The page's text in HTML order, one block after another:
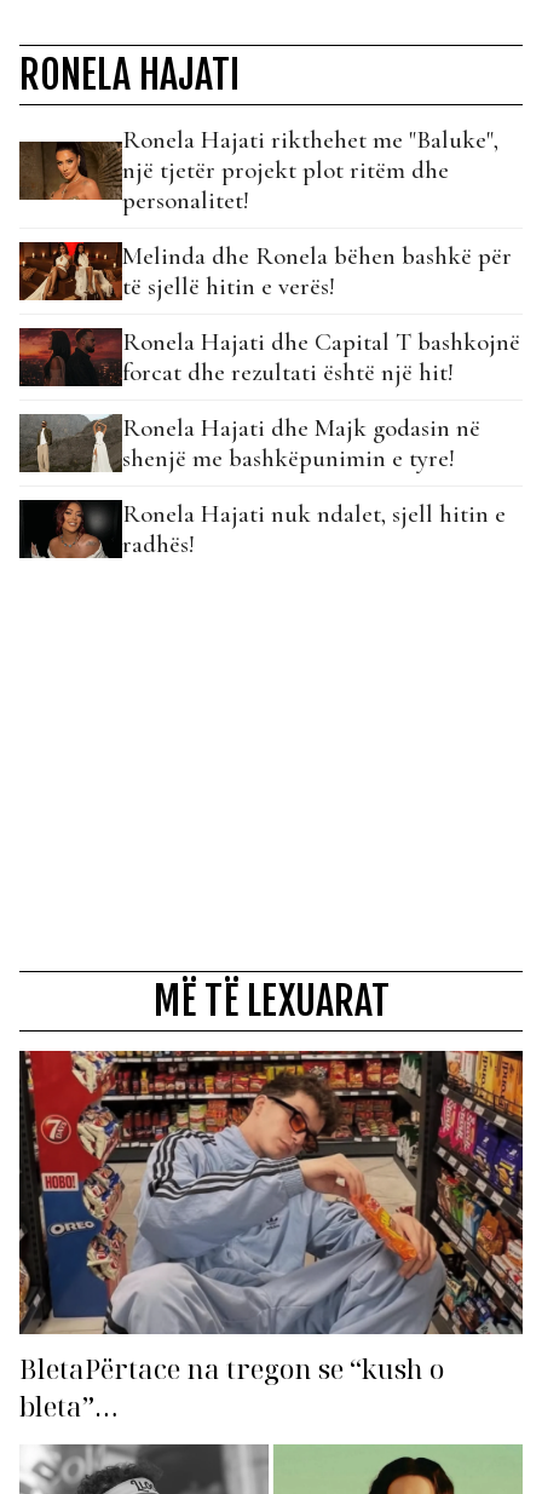
RONELA HAJATI
Ronela Hajati rikthehet me "Baluke",
një tjetër projekt plot ritëm dhe
personalitet!
Melinda dhe Ronela bëhen bashkë për
të sjellë hitin e verës!
Ronela Hajati dhe Capital T bashkojnë
forcat dhe rezultati është një hit!
Ronela Hajati dhe Majk godasin në
shenjë me bashkëpunimin e tyre!
Ronela Hajati nuk ndalet, sjell hitin e
radhës!
MË TË LEXUARAT
BletaPërtace na tregon se “kush o
bleta”…